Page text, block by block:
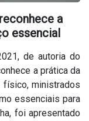
a
essencial
de autoria do
a prática da
ministrados
essenciais para
foi apresentado